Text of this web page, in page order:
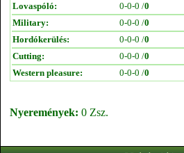
Lovaspóló:
0-0-0 /0
Military:
0-0-0 /0
Hordókerülés:
0-0-0 /0
Cutting:
0-0-0 /0
Western pleasure:
0-0-0 /0
Nyeremények: 0 Zsz.